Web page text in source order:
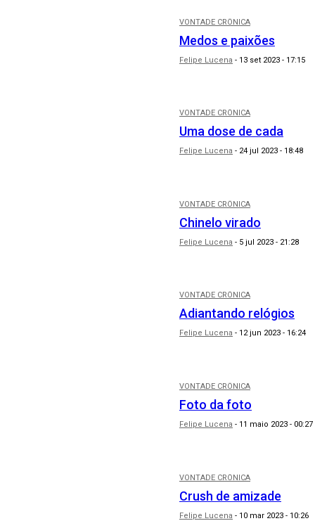
VONTADE CRÔNICA
Medos e paixões
Felipe Lucena - 13 set 2023 - 17:15
VONTADE CRÔNICA
Uma dose de cada
Felipe Lucena - 24 jul 2023 - 18:48
VONTADE CRÔNICA
Chinelo virado
Felipe Lucena - 5 jul 2023 - 21:28
VONTADE CRÔNICA
Adiantando relógios
Felipe Lucena - 12 jun 2023 - 16:24
VONTADE CRÔNICA
Foto da foto
Felipe Lucena - 11 maio 2023 - 00:27
VONTADE CRÔNICA
Crush de amizade
Felipe Lucena - 10 mar 2023 - 10:26